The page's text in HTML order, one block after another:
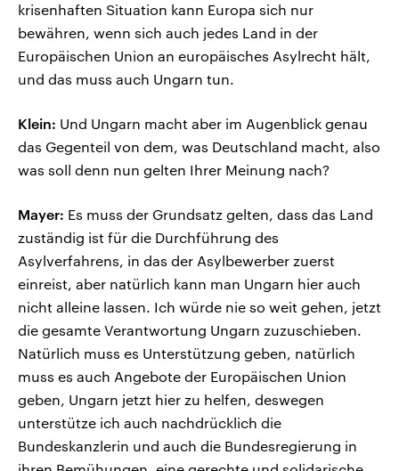
krisenhaften Situation kann Europa sich nur
bewähren, wenn sich auch jedes Land in der
Europäischen Union an europäisches Asylrecht hält,
und das muss auch Ungarn tun.
Klein: Und Ungarn macht aber im Augenblick genau
das Gegenteil von dem, was Deutschland macht, also
was soll denn nun gelten Ihrer Meinung nach?
Mayer: Es muss der Grundsatz gelten, dass das Land
zuständig ist für die Durchführung des
Asylverfahrens, in das der Asylbewerber zuerst
einreist, aber natürlich kann man Ungarn hier auch
nicht alleine lassen. Ich würde nie so weit gehen, jetzt
die gesamte Verantwortung Ungarn zuzuschieben.
Natürlich muss es Unterstützung geben, natürlich
muss es auch Angebote der Europäischen Union
geben, Ungarn jetzt hier zu helfen, deswegen
unterstütze ich auch nachdrücklich die
Bundeskanzlerin und auch die Bundesregierung in